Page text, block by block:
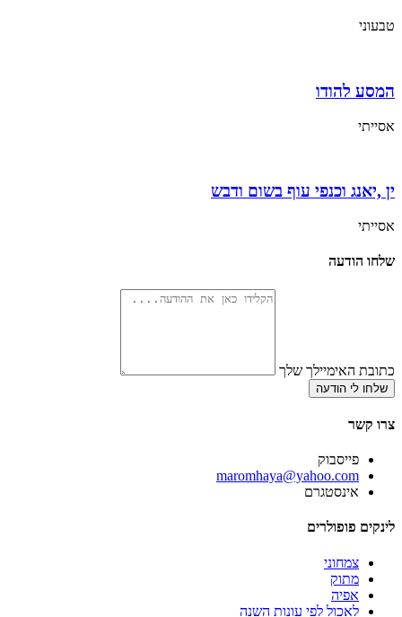
טבעוני
המסע להודו
אסייתי
ין ,יאנג וכנפי עוף בשום ודבש
אסייתי
שלחו הודעה
כתובת האימיילך שלך
שלחו לי הודעה
צרו קשר
פייסבוק
‫maromhaya@yahoo.com
אינסטגרם
לינקים פופולרים
צמחוני
מתוק
אפיה
לאכול לפי עונות השנה